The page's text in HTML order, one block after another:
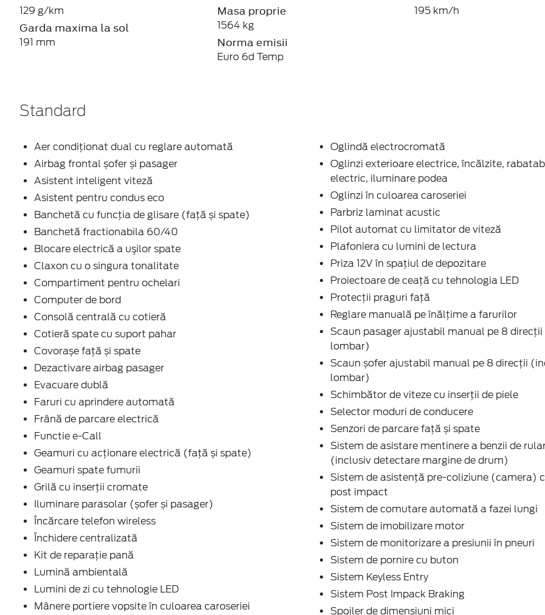
129 g/km
Garda maxima la sol
191 mm
Masa proprie
1564 kg
Norma emisii
Euro 6d Temp
195 km/h
Standard
Aer condiţionat dual cu reglare automată
Airbag frontal șofer și pasager
Asistent inteligent viteză
Asistent pentru condus eco
Banchetă cu funcţia de glisare (faţă și spate)
Banchetă fractionabila 60/40
Blocare electrică a uşilor spate
Claxon cu o singura tonalitate
Compartiment pentru ochelari
Computer de bord
Consolă centrală cu cotieră
Cotieră spate cu suport pahar
Covorașe față și spate
Dezactivare airbag pasager
Evacuare dublă
Faruri cu aprindere automată
Frână de parcare electrică
Functie e-Call
Geamuri cu acţionare electrică (faţă și spate)
Geamuri spate fumurii
Grilă cu inserţii cromate
Iluminare parasolar (șofer și pasager)
Încărcare telefon wireless
Închidere centralizată
Kit de reparaţie pană
Lumină ambientală
Lumini de zi cu tehnologie LED
Mânere portiere vopsite în culoarea caroseriei
Oglindă electrocromată
Oglinzi exterioare electrice, încălzite,
electric, iluminare podea
Oglinzi în culoarea caroseriei
Parbriz laminat acustic
Pilot automat cu limitator de viteză
Plafoniera cu lumini de lectura
Priza 12V în spaţiul de depozitare
Proiectoare de ceaţă cu tehnologia LED
Protecţii praguri faţă
Reglare manuală pe înălţime a farurilor
Scaun pasager ajustabil manual pe 8
lombar)
Scaun șofer ajustabil manual pe 8 direcţii
lombar)
Schimbător de viteze cu inserţii de piele
Selector moduri de conducere
Senzori de parcare față și spate
Sistem de asistare mentinere a benzii de
(inclusiv detectare margine de drum)
Sistem de asistență pre-coliziune (camera)
post impact
Sistem de comutare automată a fazei lungi
Sistem de imobilizare motor
Sistem de monitorizare a presiunii în pneuri
Sistem de pornire cu buton
Sistem Keyless Entry
Sistem Post Impack Braking
Spoiler de dimensiuni mici